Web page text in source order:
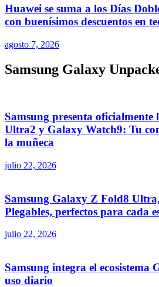
Huawei se suma a los Días
con buenísimos descuentos en
agosto 7, 2026
Samsung Galaxy
Samsung presenta oficialmente
Ultra2 y Galaxy Watch9: Tu
la muñeca
julio 22, 2026
Samsung Galaxy Z Fold8
Plegables, perfectos para cada
julio 22, 2026
Samsung integra el ecosistema
uso diario